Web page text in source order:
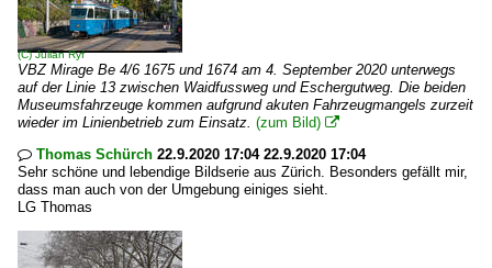
(C)Julian Ryf
VBZ Mirage Be 4/6 1675 und 1674 am 4. September 2020 unterwegs
auf der Linie 13 zwischen Waidfussweg und Eschergutweg. Die beiden
Museumsfahrzeuge kommen aufgrund akuten Fahrzeugmangels zurzeit
wieder im Linienbetrieb zum Einsatz. (zum Bild) 
 Thomas Schürch 22.9.2020 17:04 22.9.2020 17:04
Sehr schöne und lebendige Bildserie aus Zürich. Besonders gefällt mir,
dass man auch von der Umgebung einiges sieht.
LG Thomas